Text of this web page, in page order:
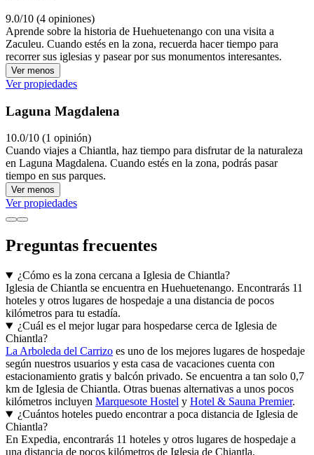
9.0/10 (4 opiniones)
Aprende sobre la historia de Huehuetenango con una visita a
Zaculeu. Cuando estés en la zona, recuerda hacer tiempo para
recorrer sus iglesias y pasear por sus monumentos interesantes.
Ver menos
Ver propiedades
Laguna Magdalena
10.0/10 (1 opinión)
Cuando viajes a Chiantla, haz tiempo para disfrutar de la naturaleza
en Laguna Magdalena. Cuando estés en la zona, podrás pasar
tiempo en sus parques.
Ver menos
Ver propiedades
Preguntas frecuentes
¿Cómo es la zona cercana a Iglesia de Chiantla?
Iglesia de Chiantla se encuentra en Huehuetenango. Encontrarás 11
hoteles y otros lugares de hospedaje a una distancia de pocos
kilómetros para tu estadía.
¿Cuál es el mejor lugar para hospedarse cerca de Iglesia de
Chiantla?
La Arboleda del Carrizo es uno de los mejores lugares de hospedaje
según nuestros usuarios y esta casa de vacaciones cuenta con
estacionamiento gratis y balcón privado. Se encuentra a tan solo 0,7
km de Iglesia de Chiantla. Otras buenas alternativas a unos pocos
kilómetros incluyen Marquesote Hostel y Hotel & Sauna Premier.
¿Cuántos hoteles puedo encontrar a poca distancia de Iglesia de
Chiantla?
En Expedia, encontrarás 11 hoteles y otros lugares de hospedaje a
una distancia de pocos kilómetros de Iglesia de Chiantla.